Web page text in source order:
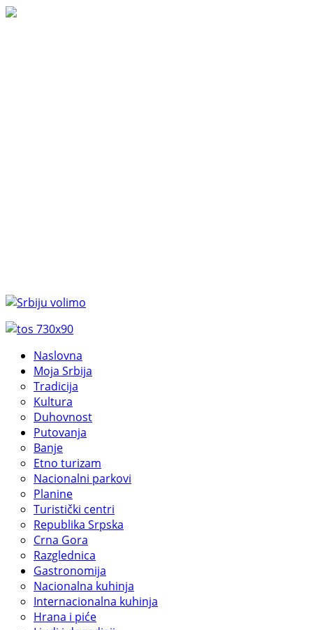
Naslovna
Moja Srbija
Tradicija
Kultura
Duhovnost
Putovanja
Banje
Etno turizam
Nacionalni parkovi
Planine
Turistički centri
Republika Srpska
Crna Gora
Razglednica
Gastronomija
Nacionalna kuhinja
Internacionalna kuhinja
Hrana i piće